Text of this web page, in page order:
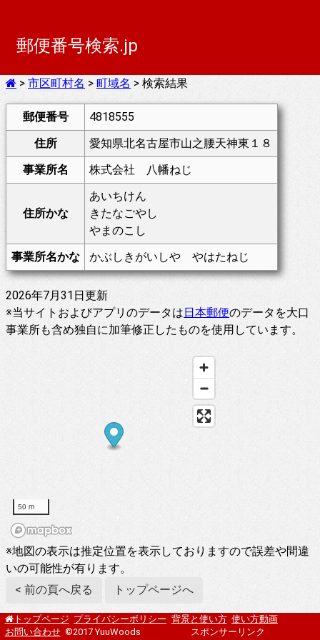
郵便番号検索.jp
> 市区町村名 > 町域名 > 検索結果
郵便番号
4818555
住所
愛知県北名古屋市山之腰天神東１８
事業所名
株式会社 八幡ねじ
住所かな
あいちけん
きたなごやし
やまのこし
事業所名かな
かぶしきがいしや やはたねじ
2026年7月31日更新
※当サイトおよびアプリのデータは日本郵便のデータを大口
事業所も含め独自に加筆修正したものを使用しています。
50 m
※地図の表示は推定位置を表示しておりますので誤差や間違
いの可能性が有ります。
< 前の頁へ戻る
トップページへ
トップページ プライバシーポリシー 背景と使い方 使い方動画
お問い合わせ ©2017 YuuWoods スポンサーリンク